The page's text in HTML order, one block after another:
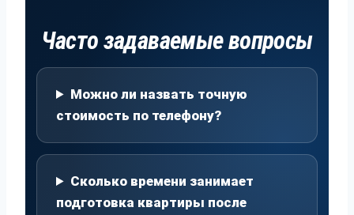
Часто задаваемые вопросы
Можно ли назвать точную
стоимость по телефону?
Сколько времени занимает
подготовка квартиры после